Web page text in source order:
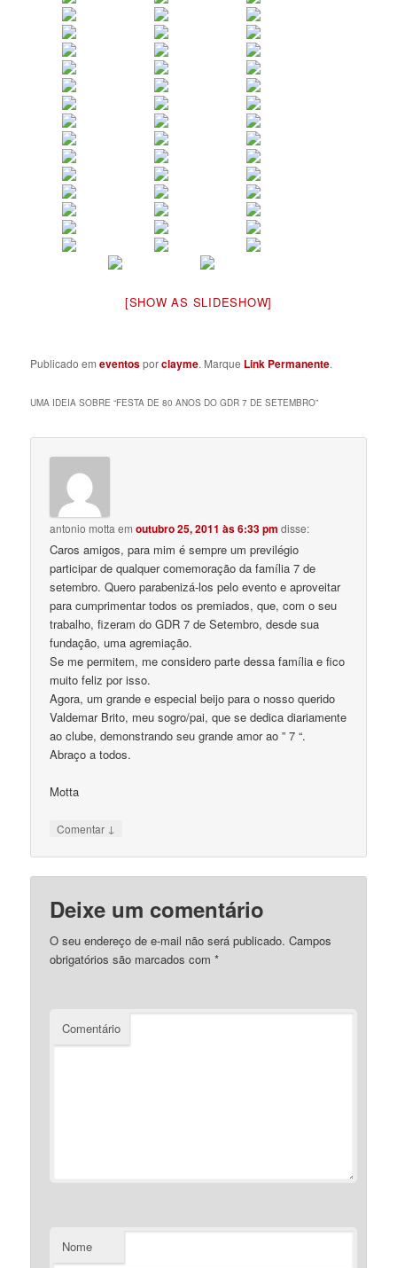
[SHOW AS SLIDESHOW]
Publicado emeventosporclayme. Marque Link Permanente.
UMA IDEIA SOBRE “FESTA DE 80 ANOS DO GDR 7 DE SETEMBRO”
antonio motta emoutubro 25, 2011 às 6:33 pm disse:
Caros amigos, para mim é sempre um previlégio
participar de qualquer comemoração da família 7 de
setembro. Quero parabenizá-los pelo evento e aproveitar
para cumprimentar todos os premiados, que, com o seu
trabalho, fizeram do GDR 7 de Setembro, desde sua
fundação, uma agremiação.
Se me permitem, me considero parte dessa família e fico
muito feliz por isso.
Agora, um grande e especial beijo para o nosso querido
Valdemar Brito, meu sogro/pai, que se dedica diariamente
ao clube, demonstrando seu grande amor ao ” 7 “.
Abraço a todos.
Motta
Comentar ↓
Deixe um comentário
O seu endereço de e-mail não será publicado. Campos
obrigatórios são marcados com*
Comentário
Nome